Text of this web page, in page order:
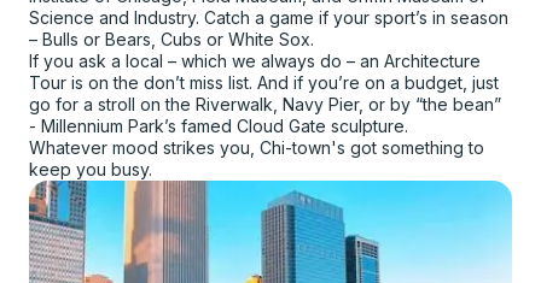
Science and Industry. Catch a game if your sport’s in season
– Bulls or Bears, Cubs or White Sox.
If you ask a local – which we always do – an Architecture
Tour is on the don’t miss list. And if you’re on a budget, just
go for a stroll on the Riverwalk, Navy Pier, or by “the bean”
- Millennium Park’s famed Cloud Gate sculpture.
Whatever mood strikes you, Chi-town's got something to
keep you busy.